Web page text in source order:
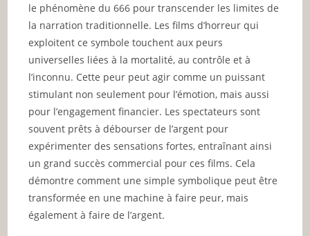
le phénomène du 666 pour transcender les limites de
la narration traditionnelle. Les films d’horreur qui
exploitent ce symbole touchent aux peurs
universelles liées à la mortalité, au contrôle et à
l’inconnu. Cette peur peut agir comme un puissant
stimulant non seulement pour l’émotion, mais aussi
pour l’engagement financier. Les spectateurs sont
souvent prêts à débourser de l’argent pour
expérimenter des sensations fortes, entraînant ainsi
un grand succès commercial pour ces films. Cela
démontre comment une simple symbolique peut être
transformée en une machine à faire peur, mais
également à faire de l’argent.